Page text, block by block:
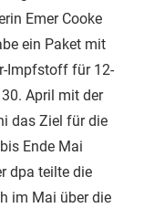
Emer Cooke
ein Paket mit
Impfstoff für 12-
April mit der
das Ziel für die
Ende Mai
dpa teilte die
im Mai über die